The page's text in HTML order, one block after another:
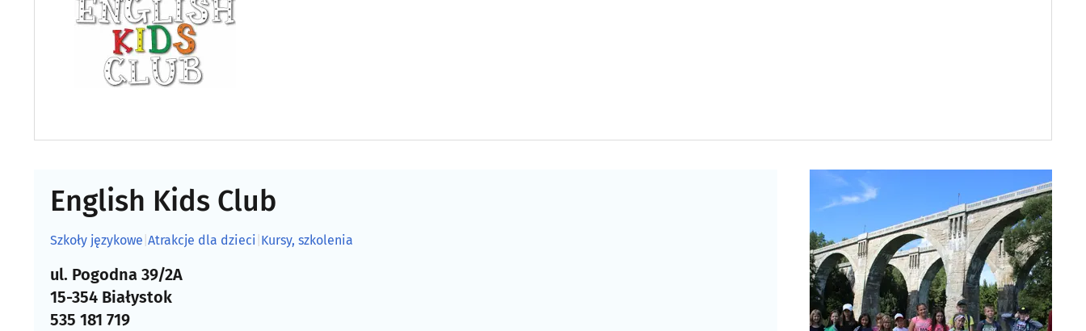
English Kids Club
Szkoły językowe Atrakcje dla dzieci Kursy, szkolenia
ul. Pogodna 39/2A
15-354 Białystok
535 181 719